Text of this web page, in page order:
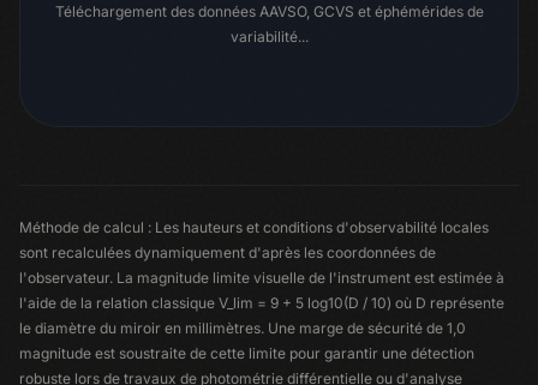
Téléchargement des données AAVSO, GCVS et éphémérides de
variabilité...
Méthode de calcul : Les hauteurs et conditions d'observabilité locales
sont recalculées dynamiquement d'après les coordonnées de
l'observateur. La magnitude limite visuelle de l'instrument est estimée à
l'aide de la relation classique V_lim = 9 + 5 log10(D / 10) où D représente
le diamètre du miroir en millimètres. Une marge de sécurité de 1,0
magnitude est soustraite de cette limite pour garantir une détection
robuste lors de travaux de photométrie différentielle ou d'analyse